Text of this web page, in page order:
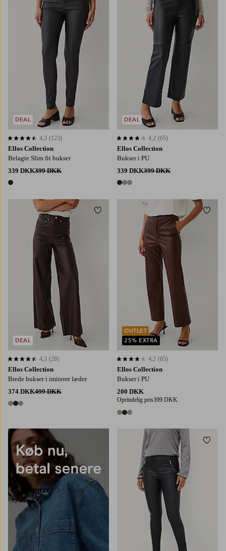
Ellos Collection
Belagte Slim fit bukser
339 DKK399 DKK
1 farve
4,3 baseret på 123 bedømmelser
4,3 (123)
DEAL
Ellos Collection
Bukser i PU
339 DKK399 DKK
3 farver
4,2 baseret på 65 bedømmelser
4,2 (65)
DEAL
Ellos Collection
Brede bukser i imiteret læder
374 DKK499 DKK
3 farver
4,3 baseret på 28 bedømmelser
4,3 (28)
DEAL
Tilføj til favoritter
Ellos Collection
Bukser i PU
200 DKK
Oprindelig pris399 DKK
3 farver
4,2 baseret på 65 bedømmelser
4,2 (65)
OUTLET
25% EXTRA
Læs mere